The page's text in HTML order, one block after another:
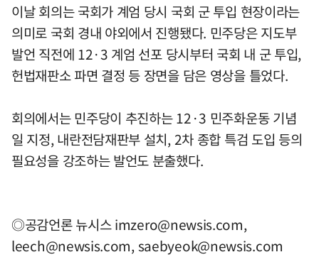
이날 회의는 국회가 계엄 당시 국회 군 투입 현장이라는
의미로 국회 경내 야외에서 진행됐다. 민주당은 지도부
발언 직전에 12·3 계엄 선포 당시부터 국회 내 군 투입,
헌법재판소 파면 결정 등 장면을 담은 영상을 틀었다.
회의에서는 민주당이 추진하는 12·3 민주화운동 기념
일 지정, 내란전담재판부 설치, 2차 종합 특검 도입 등의
필요성을 강조하는 발언도 분출했다.
◎공감언론 뉴시스imzero@newsis.com,
leech@newsis.com,saebyeok@newsis.com